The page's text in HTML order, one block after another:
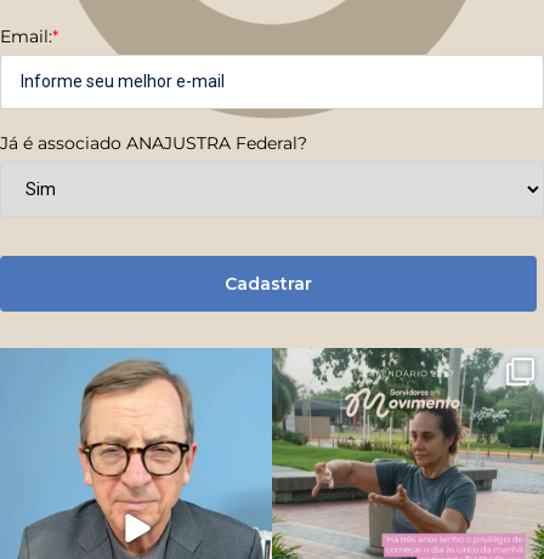
Email:*
Já é associado ANAJUSTRA Federal?
Cadastrar